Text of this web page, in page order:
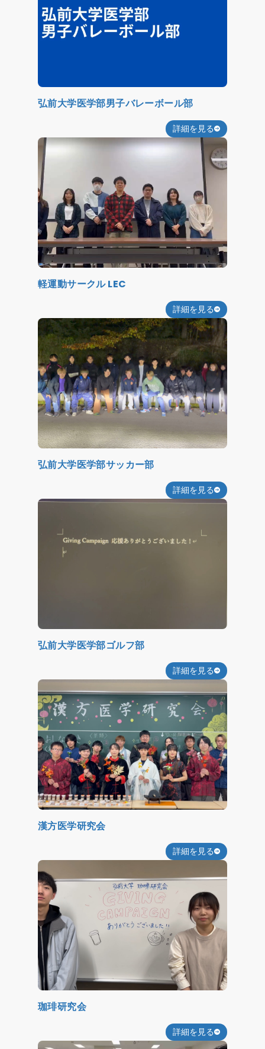
弘前大学医学部男子バレーボール部
詳細を見る
軽運動サークル LEC
詳細を見る
弘前大学医学部サッカー部
詳細を見る
弘前大学医学部ゴルフ部
詳細を見る
漢方医学研究会
詳細を見る
珈琲研究会
詳細を見る